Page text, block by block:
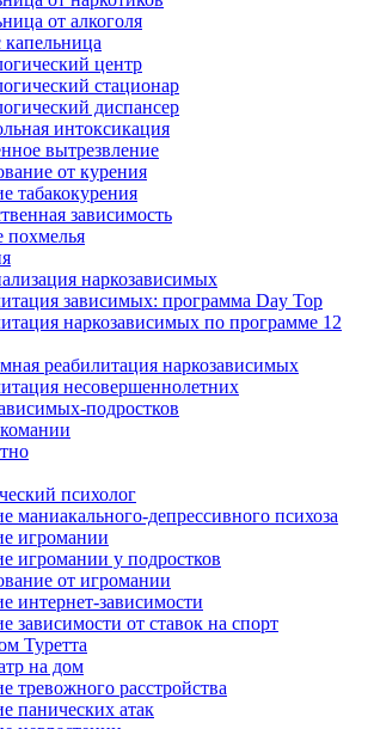
от алкоголя
капельница
центр
стационар
диспансер
интоксикация
вытрезвление
от курения
табакокурения
зависимость
похмелья
наркозависимых
зависимых: программа Day Top
наркозависимых по программе 12
реабилитация наркозависимых
несовершеннолетних
подростков
психолог
маниакального-депрессивного психоза
игромании
игромании у подростков
от игромании
интернет-зависимости
зависимости от ставок на спорт
Туретта
на дом
тревожного расстройства
панических атак